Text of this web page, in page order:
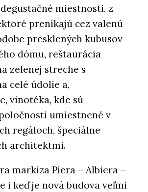
miestnosti, z
prenikajú cez valenú
presklených kubusov
dómu, reštaurácia
zelenej streche s
celé údolie a,
vinotéka, kde sú
umiestnené v
regáloch, špeciálne
architektmi.
markíza Piera – Albiera –
i keď je nová budova veľmi